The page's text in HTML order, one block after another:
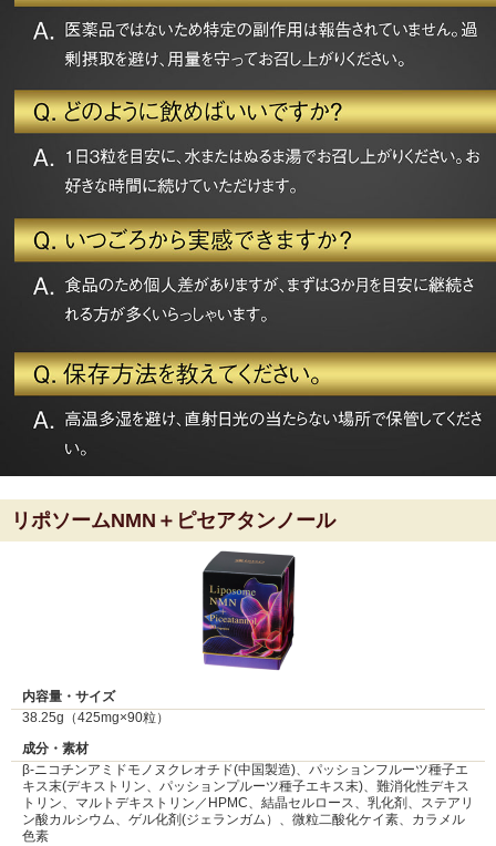
リポソームNMN＋ピセアタンノール
内容量・サイズ
38.25g（425mg×90粒）
成分・素材
β-ニコチンアミドモノヌクレオチド(中国製造)、パッションフルーツ種子エ
キス末(デキストリン、パッションプルーツ種子エキス末)、難消化性デキス
トリン、マルトデキストリン／HPMC、結晶セルロース、乳化剤、ステアリ
ン酸カルシウム、ゲル化剤(ジェランガム）、微粒二酸化ケイ素、カラメル
色素